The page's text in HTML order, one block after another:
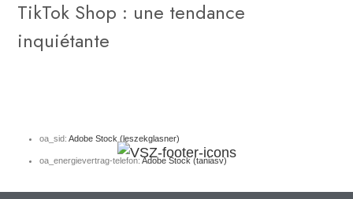
TikTok Shop : une tendance
inquiétante
oa_sid: Adobe Stock (leszekglasner)
oa_energievertrag-telefon:Adobe Stock (taniasv)